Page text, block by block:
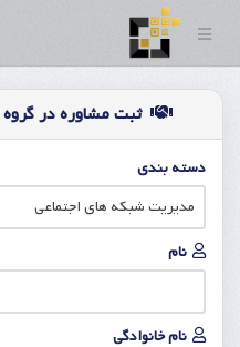
ثبت مشاوره در گروه
دسته بندی
مدیریت شبکه های اجتماعی
نام
نام خانوادگی